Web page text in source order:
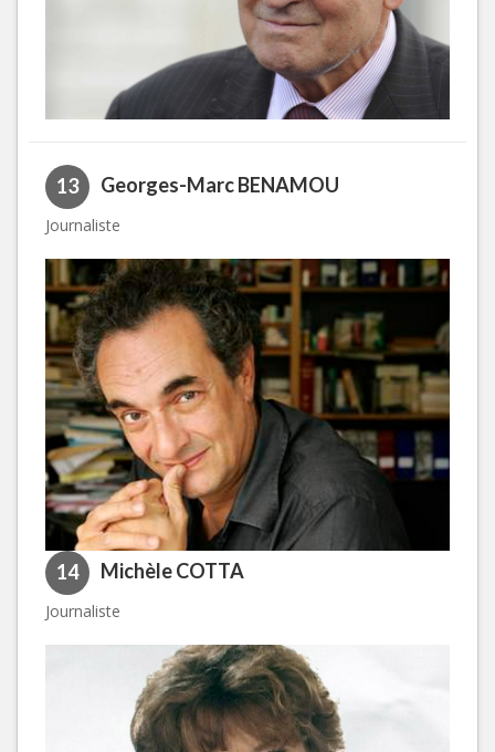
13 Georges-Marc BENAMOU
Journaliste
14 Michèle COTTA
Journaliste